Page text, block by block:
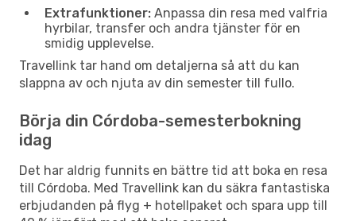
Extrafunktioner: Anpassa din resa med valfria
hyrbilar, transfer och andra tjänster för en
smidig upplevelse.
Travellink tar hand om detaljerna så att du kan
slappna av och njuta av din semester till fullo.
Börja din Córdoba-semesterbokning
idag
Det har aldrig funnits en bättre tid att boka en resa
till Córdoba. Med Travellink kan du säkra fantastiska
erbjudanden på flyg + hotellpaket och spara upp till